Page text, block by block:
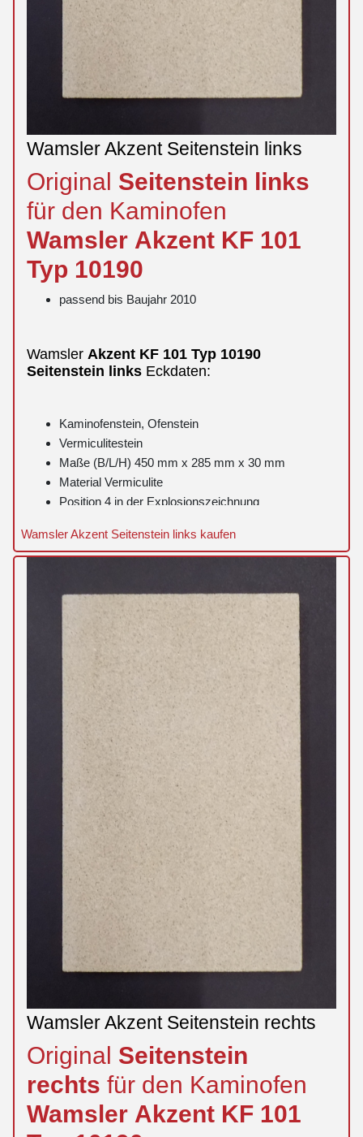
Wamsler Akzent Seitenstein links
Original Seitenstein links
für den Kaminofen
Wamsler Akzent KF 101
Typ 10190
passend bis Baujahr 2010
Wamsler Akzent KF 101 Typ 10190
Seitenstein links Eckdaten:
Kaminofenstein, Ofenstein
Vermiculitestein
Maße (B/L/H) 450 mm x 285 mm x 30 mm
Material Vermiculite
Position 4 in der Explosionszeichnung
Wamsler Akzent Seitenstein links kaufen
Wamsler Akzent Seitenstein rechts
Original Seitenstein
rechts für den Kaminofen
Wamsler Akzent KF 101